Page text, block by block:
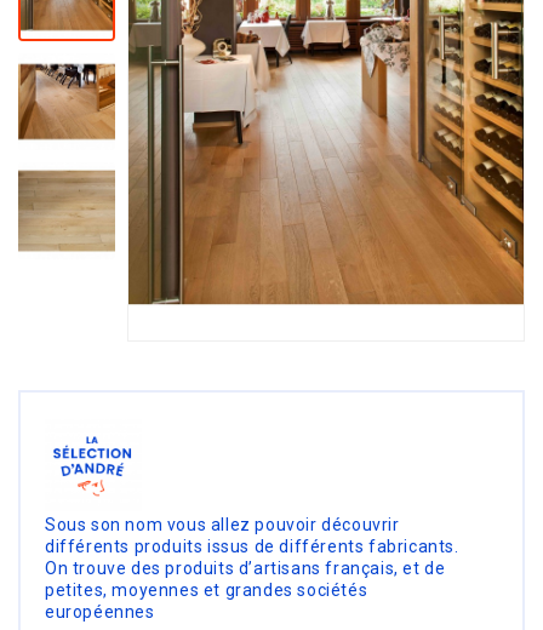
Sous son nom vous allez pouvoir découvrir
différents produits issus de différents fabricants.
On trouve des produits d’artisans français, et de
petites, moyennes et grandes sociétés
européennes